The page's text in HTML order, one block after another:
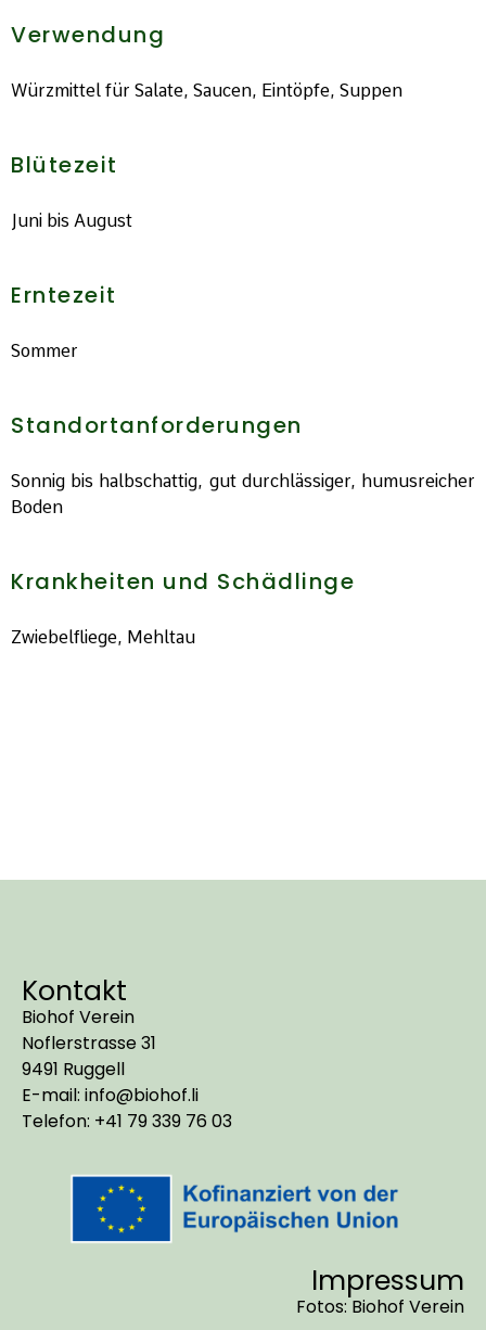
Verwendung
Würzmittel für Salate, Saucen, Eintöpfe, Suppen
Blütezeit
Juni bis August
Erntezeit
Sommer
Standortanforderungen
Sonnig bis halbschattig, gut durchlässiger, humusreicher
Boden
Krankheiten und Schädlinge
Zwiebelfliege, Mehltau
Kontakt
Biohof Verein
Noflerstrasse 31
9491 Ruggell
E-mail: info@biohof.li
Telefon: +41 79 339 76 03
Impressum
Fotos: Biohof Verein